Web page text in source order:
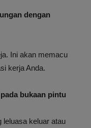
dengan
Ini akan memacu
kerja Anda.
bukaan pintu
leluasa keluar atau